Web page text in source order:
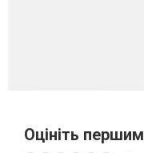
Оцініть першим